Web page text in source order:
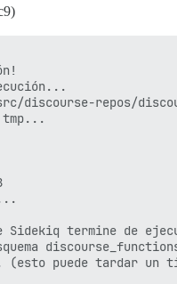
src/discourse-repos/
tmp...
Sidekiq termine de
puede tardar un